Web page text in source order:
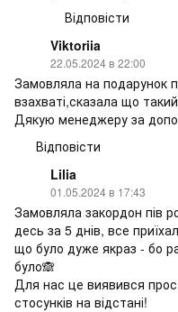
Відповісти
Viktoriia
22.05.2024 в 22:00
Замовляла на подарунок
взахваті,сказала що
Дякую менеджеру за
Відповісти
Lilia
01.05.2024 в 17:43
Замовляла закордон пів
десь за 5 днів, все
що було дуже якраз - бо
було🙈
Для нас це виявився
стосунків на відстані!